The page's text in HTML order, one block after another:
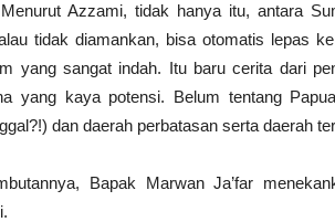
Azzami, tidak hanya itu, antara
tidak diamankan, bisa otomatis lepas
yang sangat indah. Itu baru cerita dari
yang kaya potensi. Belum tentang
dan daerah perbatasan serta daerah
Bapak Marwan Ja’far